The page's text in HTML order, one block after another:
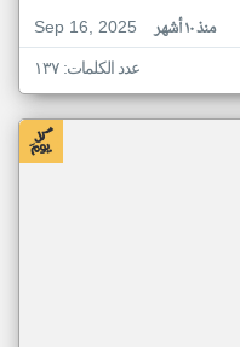
Sep 16, 2025
منذ ١٠ أشهر
عدد الكلمات: ١٣٧